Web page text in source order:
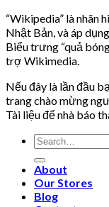
“Wikipedia” là nhãn
Nhật Bản, và áp
Biểu trưng “quả
trợ Wikimedia.
Nếu đây là lần đầu
trang chào mừng
Tài liệu để nhà báo
Search
for:
About
Our Stores
Blog